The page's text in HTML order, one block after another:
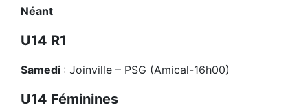
Néant
U14 R1
Samedi : Joinville – PSG (Amical-16h00)
U14 Féminines